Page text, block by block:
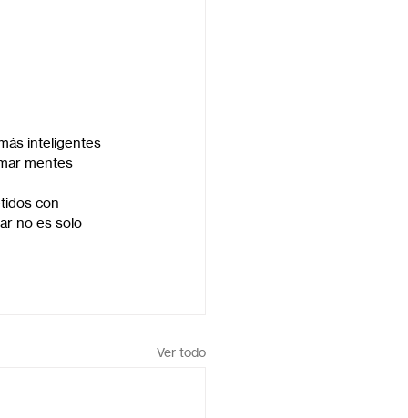
inteligentes
mentes
con
no es solo
Ver todo